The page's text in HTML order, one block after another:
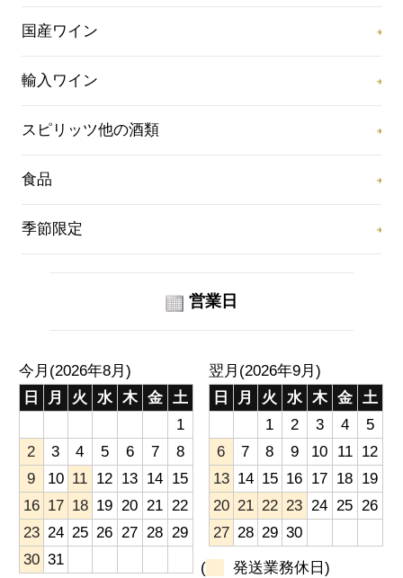
国産ワイン
輸入ワイン
スピリッツ他の酒類
食品
季節限定
営業日
今月(2026年8月)
日
月 火 水 木 金 土
1
2
3 4 5 6 7
8
9
10 11 12 13 14 15
16 17 18 19 20 21 22
23 24 25 26 27 28 29
30 31
翌月(2026年9月)
日
月 火 水 木 金
土
1
2 3 4
5
6
7 8 9 10 11
12
13 14 15 16 17 18 19
20 21 22 23 24 25 26
27 28 29 30
( 発送業務休日)